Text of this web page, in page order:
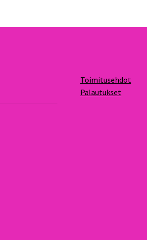
Toimitusehdot
Palautukset